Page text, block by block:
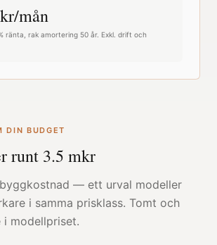
kr/mån
ränta, rak amortering 50 år. Exkl. drift och
DIN BUDGET
runt 3.5 mkr
— ett urval modeller
i samma prisklass. Tomt och
modellpriset.